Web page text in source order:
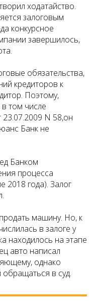
ходатайство.
залоговым
конкурсное
завершилось,
обязательства,
кредиторов к
Поэтому,
том числе
N 58,он
Банк не
Банком
процесса
2018 года). Залог
машину. Но, к
в залоге у
находилось на этапе
авто написал
однако
обращаться в суд.